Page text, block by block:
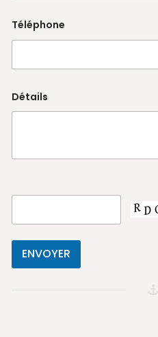
Téléphone
Détails